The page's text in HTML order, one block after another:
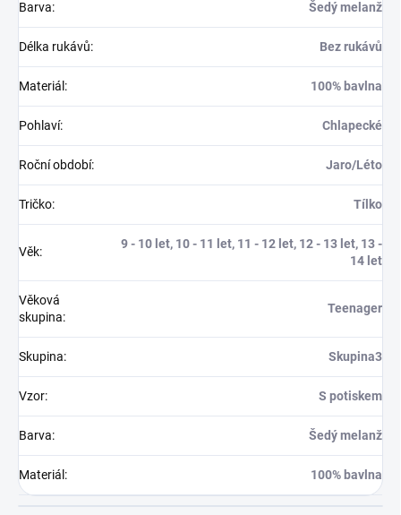
Barva: Šedý melanž
Délka rukávů: Bez rukávů
Materiál : 100% bavlna
Pohlaví: Chlapecké
Roční období: Jaro/Léto
Tričko: Tílko
Věk:
9 - 10 let, 10 - 11 let, 11 - 12 let, 12 - 13 let, 13 -
14 let
Věková
skupina:
Teenager
Skupina: Skupina3
Vzor: S potiskem
Barva: Šedý melanž
Materiál : 100% bavlna